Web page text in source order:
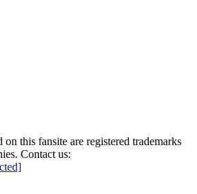
this fansite are registered trademarks
Contact us: